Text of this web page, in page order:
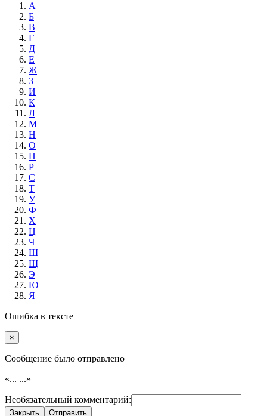
А
Б
В
Г
Д
Е
Ж
З
И
К
Л
М
Н
О
П
Р
С
Т
У
Ф
Х
Ц
Ч
Ш
Щ
Э
Ю
Я
Ошибка в тексте
×
Cообщение было отправлено
«... ...»
Необязательный комментарий:
Закрыть Отправить